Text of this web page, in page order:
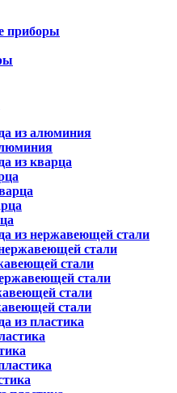
приборы
из алюминия
из кварца
из нержавеющей стали
стали
стали
стали
стали
стали
из пластика